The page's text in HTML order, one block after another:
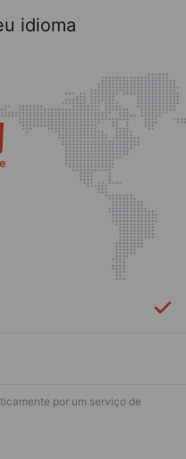
Faça login
idioma
por um serviço de